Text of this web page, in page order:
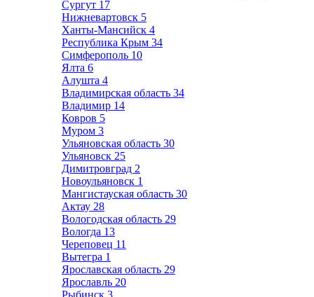
Сургут 17
Нижневартовск 5
Ханты-Мансийск 4
Республика Крым 34
Симферополь 10
Ялта 6
Алушта 4
Владимирская область 34
Владимир 14
Ковров 5
Муром 3
Ульяновская область 30
Ульяновск 25
Димитровград 2
Новоульяновск 1
Мангистауская область 30
Актау 28
Вологодская область 29
Вологда 13
Череповец 11
Вытегра 1
Ярославская область 29
Ярославль 20
Рыбинск 3